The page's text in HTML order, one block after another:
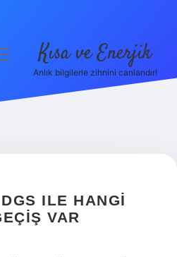
Kısa ve Enerjik
Anlık bilgilerle zihnini canlandır!
ILE HANGI
VAR